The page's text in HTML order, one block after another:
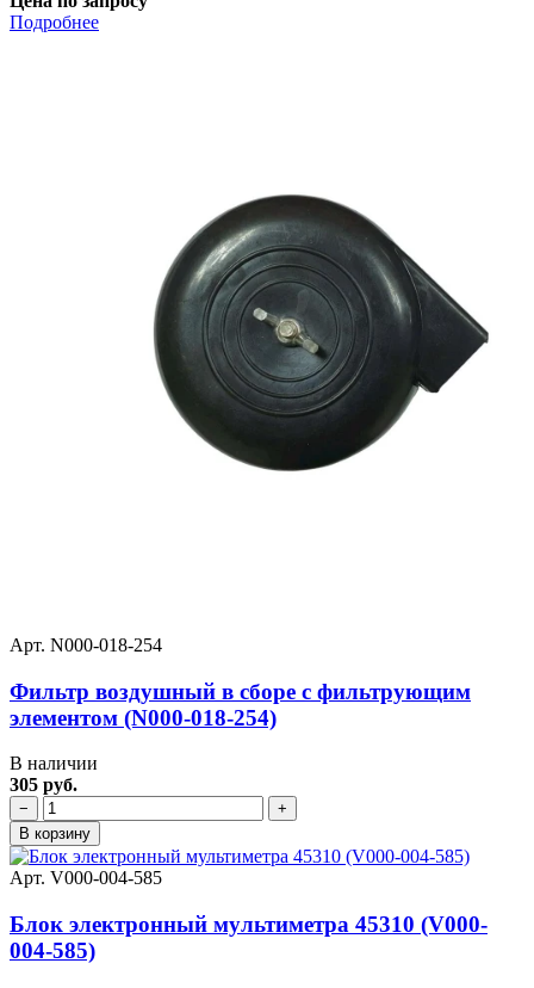
Подробнее
Арт. N000-018-254
Фильтр воздушный в сборе с фильтрующим
элементом (N000-018-254)
В наличии
305 руб.
−
+
В корзину
Арт. V000-004-585
Блок электронный мультиметра 45310 (V000-
004-585)